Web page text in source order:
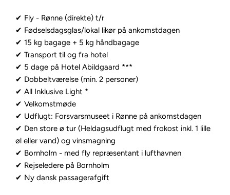
✔ Fly - Rønne (direkte) t/r
✔ Fødselsdagsglas/lokal likør på ankomstdagen
✔ 15 kg bagage + 5 kg håndbagage
✔ Transport til og fra hotel
✔ 5 dage på Hotel Abildgaard ***
✔ Dobbeltværelse (min. 2 personer)
✔ All Inklusive Light *
✔ Velkomstmøde
✔ Udflugt: Forsvarsmuseet i Rønne på ankomstdagen
✔ Den store ø tur (Heldagsudflugt med frokost inkl. 1 lille
øl eller vand) og vinsmagning
✔ Bornholm - med fly repræsentant i lufthavnen
✔ Rejseledere på Bornholm
✔ Ny dansk passagerafgift